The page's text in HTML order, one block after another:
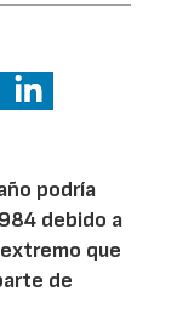
podría
debido a
que
de